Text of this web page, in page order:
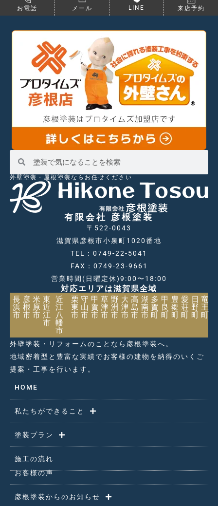
お電話 メール LINE 来店予約
外壁塗装・屋根塗装ならお任せください
有限会社 彦根塗装
〒522-0043
滋賀県彦根市小泉町1020番地
TEL：0749-22-5041
FAX：0749-23-9661
営業時間(日曜定休)9:00〜18:00
対応エリアは滋賀県全域
長
浜
市
彦
根
市
米
原
市
東
近
江
市
近
江
八
幡
市
栗
東
市
守
山
市
甲
賀
市
草
津
市
野
洲
市
大
津
市
高
島
市
湖
南
市
多
賀
町
甲
良
町
豊
郷
町
愛
荘
町
日
野
町
竜
王
町
外壁塗装・リフォームのことなら彦根塗装へ。
地域密着型と豊富な実績でお客様の建物を納得のいくご
提案・工事を行います。
HOME
私たちができること
塗装プラン
施工の流れ
お客様の声
彦根塗装からのお知らせ